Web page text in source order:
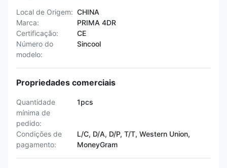
Local de Origem: CHINA
Marca:
PRIMA 4DR
Certificação:
CE
Número do
modelo:
Sincool
Propriedades comerciais
Quantidade
mínima de
pedido:
1pcs
Condições de
pagamento:
L/C, D/A, D/P, T/T, Western Union,
MoneyGram